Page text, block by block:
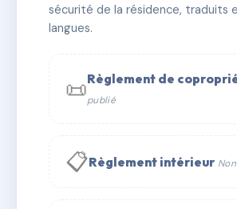
📞 Contacter Syndic Digital
sécurité de la résidence, traduits
langues.
📜Règlement de
publié
📋Règlement intérieur